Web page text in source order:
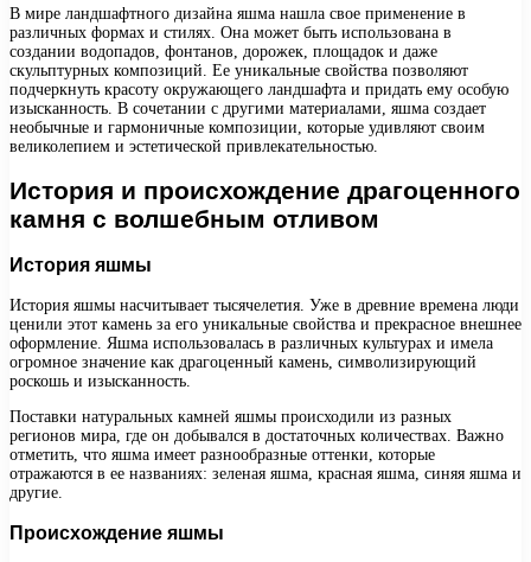
В мире ландшафтного дизайна яшма нашла свое применение в
различных формах и стилях. Она может быть использована в
создании водопадов, фонтанов, дорожек, площадок и даже
скульптурных композиций. Ее уникальные свойства позволяют
подчеркнуть красоту окружающего ландшафта и придать ему особую
изысканность. В сочетании с другими материалами, яшма создает
необычные и гармоничные композиции, которые удивляют своим
великолепием и эстетической привлекательностью.
История и происхождение драгоценного
камня с волшебным отливом
История яшмы
История яшмы насчитывает тысячелетия. Уже в древние времена люди
ценили этот камень за его уникальные свойства и прекрасное внешнее
оформление. Яшма использовалась в различных культурах и имела
огромное значение как драгоценный камень, символизирующий
роскошь и изысканность.
Поставки натуральных камней яшмы происходили из разных
регионов мира, где он добывался в достаточных количествах. Важно
отметить, что яшма имеет разнообразные оттенки, которые
отражаются в ее названиях: зеленая яшма, красная яшма, синяя яшма и
другие.
Происхождение яшмы